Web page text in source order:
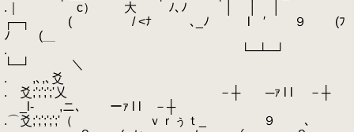
.｜ c） 大 ﾉ､ﾉ │ │ │
┌─┐ ( / <ﾅ ､_ﾉ l ′ ９ (ﾌ
ﾉ (＿
. └─┴─┘
└─┘ ＼
. ,､,､爻
. 爻;';';';'乂 －┼ ─ｧ l l －┼
_l‐ ,ニ､ ーｧ l l －┼
.⌒爻;';';';';'（ ｖｒぅｔ_ ９ ､